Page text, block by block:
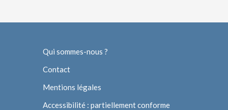
Qui sommes-nous ?
Contact
Mentions légales
Accessibilité : partiellement conforme